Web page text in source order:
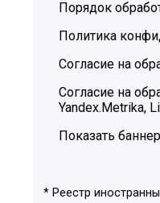
Порядок
Политика
Согласие на
Согласие на
Yandex.Metrika,
Показать
* Реестр